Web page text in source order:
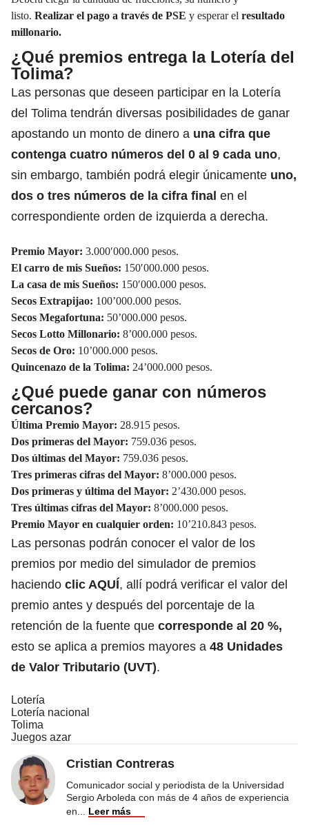
listo. Realizar el pago a través de PSE y esperar el resultado
millonario.
¿Qué premios entrega la Lotería del
Tolima?
Las personas que deseen participar en la Lotería
del Tolima tendrán diversas posibilidades de ganar
apostando un monto de dinero a una cifra que
contenga cuatro números del 0 al 9 cada uno,
sin embargo, también podrá elegir únicamente uno,
dos o tres números de la cifra final en el
correspondiente orden de izquierda a derecha.
Premio Mayor: 3.000′000.000 pesos.
El carro de mis Sueños: 150′000.000 pesos.
La casa de mis Sueños: 150′000.000 pesos.
Secos Extrapijao: 100’000.000 pesos.
Secos Megafortuna: 50’000.000 pesos.
Secos Lotto Millonario: 8’000.000 pesos.
Secos de Oro: 10’000.000 pesos.
Quincenazo de la Tolima: 24’000.000 pesos.
¿Qué puede ganar con números
cercanos?
Última Premio Mayor: 28.915 pesos.
Dos primeras del Mayor: 759.036 pesos.
Dos últimas del Mayor: 759.036 pesos.
Tres primeras cifras del Mayor: 8’000.000 pesos.
Dos primeras y última del Mayor: 2’430.000 pesos.
Tres últimas cifras del Mayor: 8’000.000 pesos.
Premio Mayor en cualquier orden: 10’210.843 pesos.
Las personas podrán conocer el valor de los
premios por medio del simulador de premios
haciendo clic AQUÍ, allí podrá verificar el valor del
premio antes y después del porcentaje de la
retención de la fuente que corresponde al 20 %,
esto se aplica a premios mayores a 48 Unidades
de Valor Tributario (UVT).
Lotería
Lotería nacional
Tolima
Juegos azar
Cristian Contreras
Comunicador social y periodista de la Universidad
Sergio Arboleda con más de 4 años de experiencia
en
Leer más